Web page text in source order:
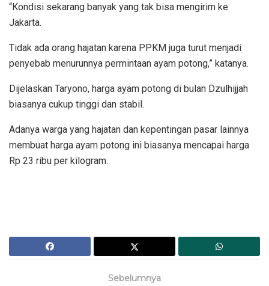
“Kondisi sekarang banyak yang tak bisa mengirim ke
Jakarta.
Tidak ada orang hajatan karena PPKM juga turut menjadi
penyebab menurunnya permintaan ayam potong,” katanya.
Dijelaskan Taryono, harga ayam potong di bulan Dzulhijjah
biasanya cukup tinggi dan stabil.
Adanya warga yang hajatan dan kepentingan pasar lainnya
membuat harga ayam potong ini biasanya mencapai harga
Rp 23 ribu per kilogram.
Sebelumnya